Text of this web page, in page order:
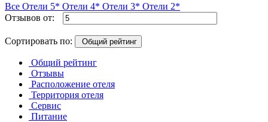
Все Отели 5* Отели 4* Отели 3* Отели 2*
Отзывов от:
Сортировать по: Общий рейтинг
Общий рейтинг
Отзывы
Расположение отеля
Территория отеля
Сервис
Питание